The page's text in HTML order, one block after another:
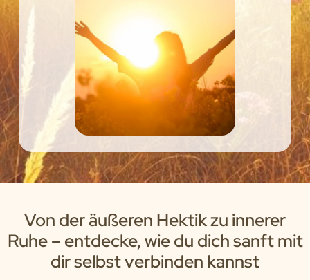
Von der äußeren Hektik zu innerer
Ruhe – entdecke, wie du dich sanft mit
dir selbst verbinden kannst